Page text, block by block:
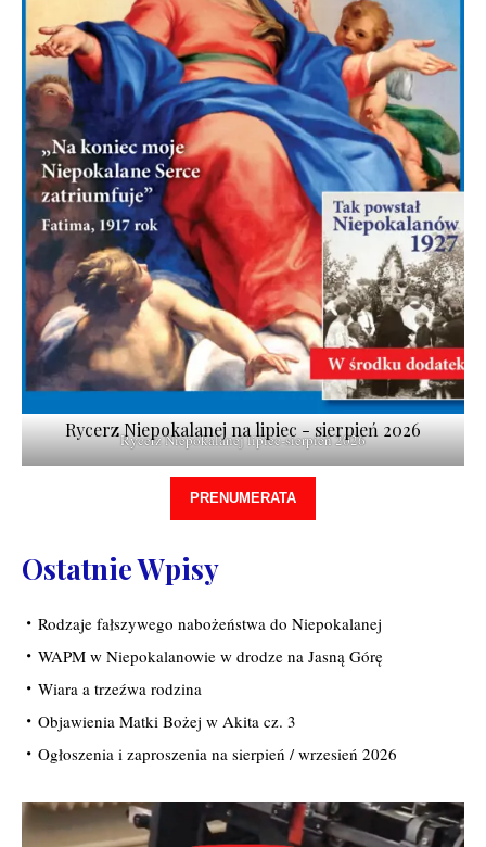
Rycerz Niepokalanej lipiec-sierpień 2026
Rycerz Niepokalanej na lipiec - sierpień 2026
PRENUMERATA
Ostatnie Wpisy
Rodzaje fałszywego nabożeństwa do Niepokalanej
WAPM w Niepokalanowie w drodze na Jasną Górę
Wiara a trzeźwa rodzina
Objawienia Matki Bożej w Akita cz. 3
Ogłoszenia i zaproszenia na sierpień / wrzesień 2026